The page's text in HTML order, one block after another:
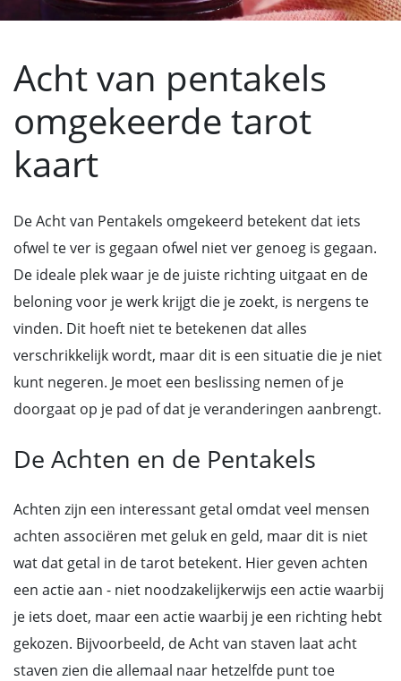
Acht van pentakels
omgekeerde tarot
kaart
De Acht van Pentakels omgekeerd betekent dat iets
ofwel te ver is gegaan ofwel niet ver genoeg is gegaan.
De ideale plek waar je de juiste richting uitgaat en de
beloning voor je werk krijgt die je zoekt, is nergens te
vinden. Dit hoeft niet te betekenen dat alles
verschrikkelijk wordt, maar dit is een situatie die je niet
kunt negeren. Je moet een beslissing nemen of je
doorgaat op je pad of dat je veranderingen aanbrengt.
De Achten en de Pentakels
Achten zijn een interessant getal omdat veel mensen
achten associëren met geluk en geld, maar dit is niet
wat dat getal in de tarot betekent. Hier geven achten
een actie aan - niet noodzakelijkerwijs een actie waarbij
je iets doet, maar een actie waarbij je een richting hebt
gekozen. Bijvoorbeeld, de Acht van staven laat acht
staven zien die allemaal naar hetzelfde punt toe